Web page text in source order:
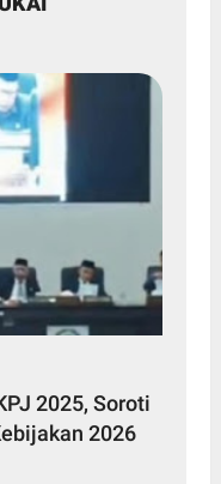
2025, Soroti
2026